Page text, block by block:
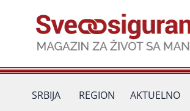
SRBIJA REGION AKTUELNO